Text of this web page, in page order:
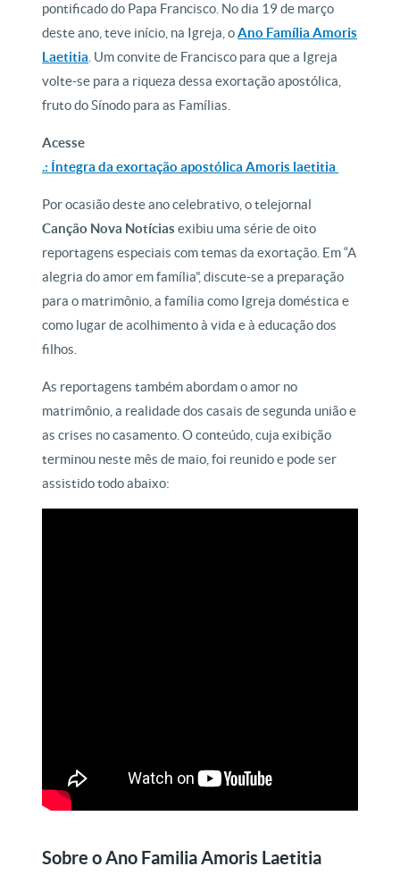
pontificado do Papa Francisco. No dia 19 de março
deste ano, teve início, na Igreja, oAno Família Amoris
Laetitia . Um convite de Francisco para que a Igreja
volte-se para a riqueza dessa exortação apostólica,
fruto do Sínodo para as Famílias.
Acesse
.: Íntegra da exortação apostólica Amoris laetitia
Por ocasião deste ano celebrativo, o telejornal
Canção Nova Notícias exibiu uma série de oito
reportagens especiais com temas da exortação. Em “A
alegria do amor em família”, discute-se a preparação
para o matrimônio, a família como Igreja doméstica e
como lugar de acolhimento à vida e à educação dos
filhos.
As reportagens também abordam o amor no
matrimônio, a realidade dos casais de segunda união e
as crises no casamento. O conteúdo, cuja exibição
terminou neste mês de maio, foi reunido e pode ser
assistido todo abaixo:
Sobre o Ano Familia Amoris Laetitia